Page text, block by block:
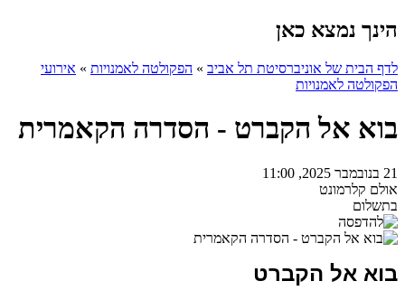
הינך נמצא כאן
לדף הבית של אוניברסיטת תל אביב » הפקולטה לאמנויות » אירועי
הפקולטה לאמנויות
בוא אל הקברט - הסדרה הקאמרית
21 בנובמבר 2025, 11:00
אולם קלרמונט
בתשלום
בוא אל הקברט